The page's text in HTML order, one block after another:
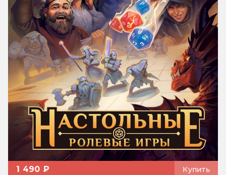
1 490 ₽ Купить